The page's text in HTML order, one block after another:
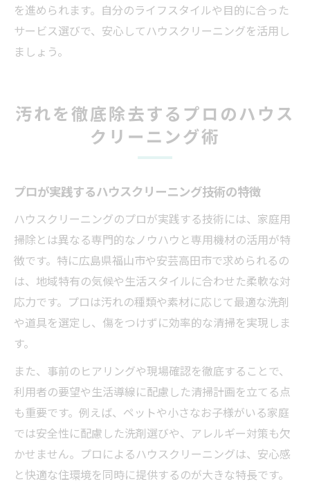
を進められます。自分のライフスタイルや目的に合った
サービス選びで、安心してハウスクリーニングを活用し
ましょう。
汚れを徹底除去するプロのハウス
クリーニング術
プロが実践するハウスクリーニング技術の特徴
ハウスクリーニングのプロが実践する技術には、家庭用
掃除とは異なる専門的なノウハウと専用機材の活用が特
徴です。特に広島県福山市や安芸高田市で求められるの
は、地域特有の気候や生活スタイルに合わせた柔軟な対
応力です。プロは汚れの種類や素材に応じて最適な洗剤
や道具を選定し、傷をつけずに効率的な清掃を実現しま
す。
また、事前のヒアリングや現場確認を徹底することで、
利用者の要望や生活導線に配慮した清掃計画を立てる点
も重要です。例えば、ペットや小さなお子様がいる家庭
では安全性に配慮した洗剤選びや、アレルギー対策も欠
かせません。プロによるハウスクリーニングは、安心感
と快適な住環境を同時に提供するのが大きな特長です。